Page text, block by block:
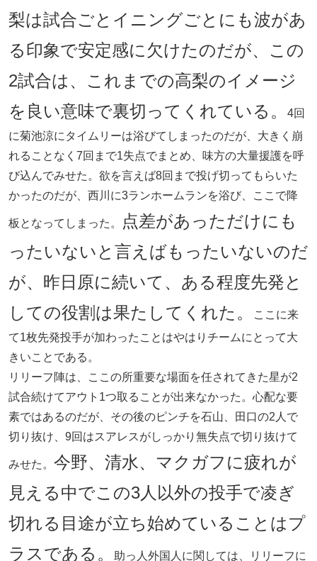
梨は試合ごとイニングごとにも波があ
る印象で安定感に欠けたのだが、この
2試合は、これまでの高梨のイメージ
を良い意味で裏切ってくれている。
4回
に菊池涼にタイムリーは浴びてしまったのだが、大きく崩
れることなく7回まで1失点でまとめ、味方の大量援護を呼
び込んでみせた。欲を言えば8回まで投げ切ってもらいた
かったのだが、西川に3ランホームランを浴び、ここで降
板となってしまった。
点差があっただけにも
ったいないと言えばもったいないのだ
が、昨日原に続いて、ある程度先発と
しての役割は果たしてくれた。
ここに来
て1枚先発投手が加わったことはやはりチームにとって大
きいことである。
リリーフ陣は、ここの所重要な場面を任されてきた星が2
試合続けてアウト1つ取ることが出来なかった。心配な要
素ではあるのだが、その後のピンチを石山、田口の2人で
切り抜け、9回はスアレスがしっかり無失点で切り抜けて
みせた。 今野、清水、マクガフに疲れが
見える中でこの3人以外の投手で凌ぎ
切れる目途が立ち始めていることはプ
ラスである。
助っ人外国人に関しては、リリーフに